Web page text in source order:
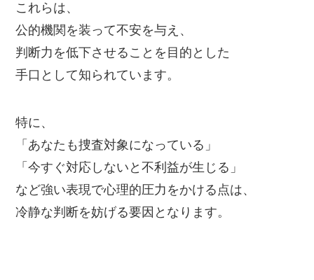
これらは、
公的機関を装って不安を与え、
判断力を低下させることを目的とした
手口として知られています。
特に、
「あなたも捜査対象になっている」
「今すぐ対応しないと不利益が生じる」
など強い表現で心理的圧力をかける点は、
冷静な判断を妨げる要因となります。